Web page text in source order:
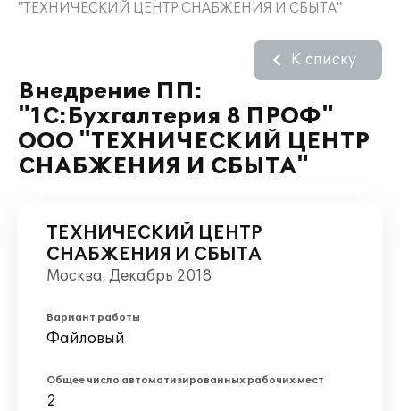
"ТЕХНИЧЕСКИЙ ЦЕНТР СНАБЖЕНИЯ И СБЫТА"
Внедрение ПП:
"1С:Бухгалтерия 8 ПРОФ"
ООО "ТЕХНИЧЕСКИЙ ЦЕНТР
СНАБЖЕНИЯ И СБЫТА"
К списку
ТЕХНИЧЕСКИЙ ЦЕНТР
СНАБЖЕНИЯ И СБЫТА
Москва, Декабрь 2018
Вариант работы
Файловый
Общее число автоматизированных рабочих мест
2